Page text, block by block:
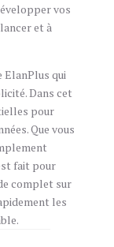
vos
et à
ElanPlus qui
Dans cet
pour
Que vous
fait pour
complet sur
les